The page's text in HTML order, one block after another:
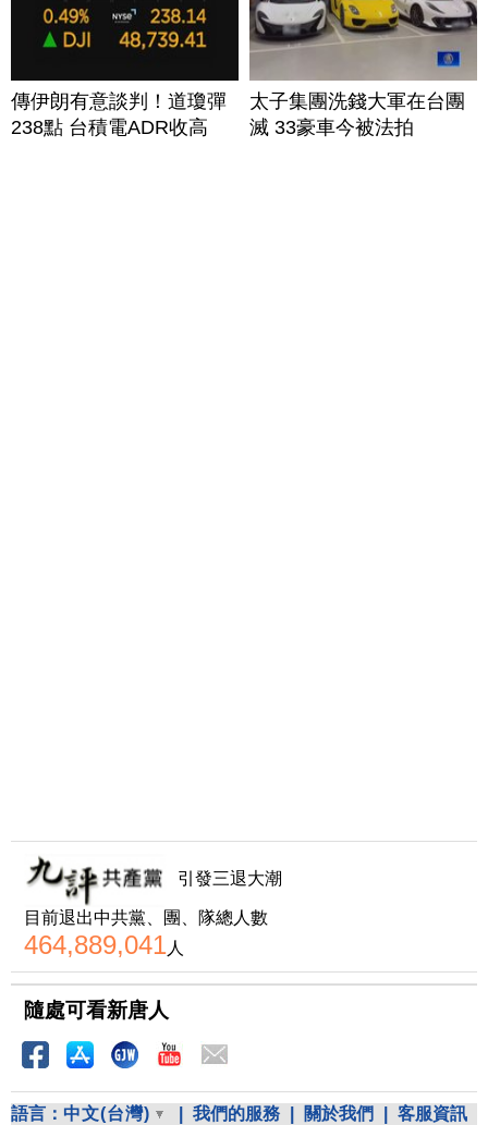
傳伊朗有意談判！道瓊彈
238點 台積電ADR收高
太子集團洗錢大軍在台團
滅 33豪車今被法拍
引發三退大潮
目前退出中共黨、團、隊總人數
464,889,041人
隨處可看新唐人
語言： 中文(台灣) 我們的服務 關於我們 客服資訊